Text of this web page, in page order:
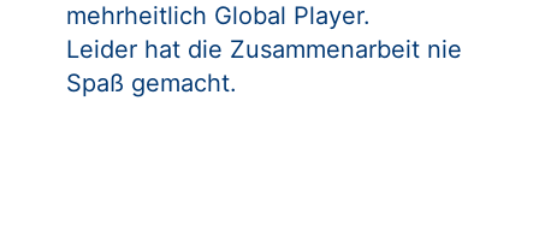
mehrheitlich Global Player.
Leider hat die Zusammenarbeit nie
Spaß gemacht.